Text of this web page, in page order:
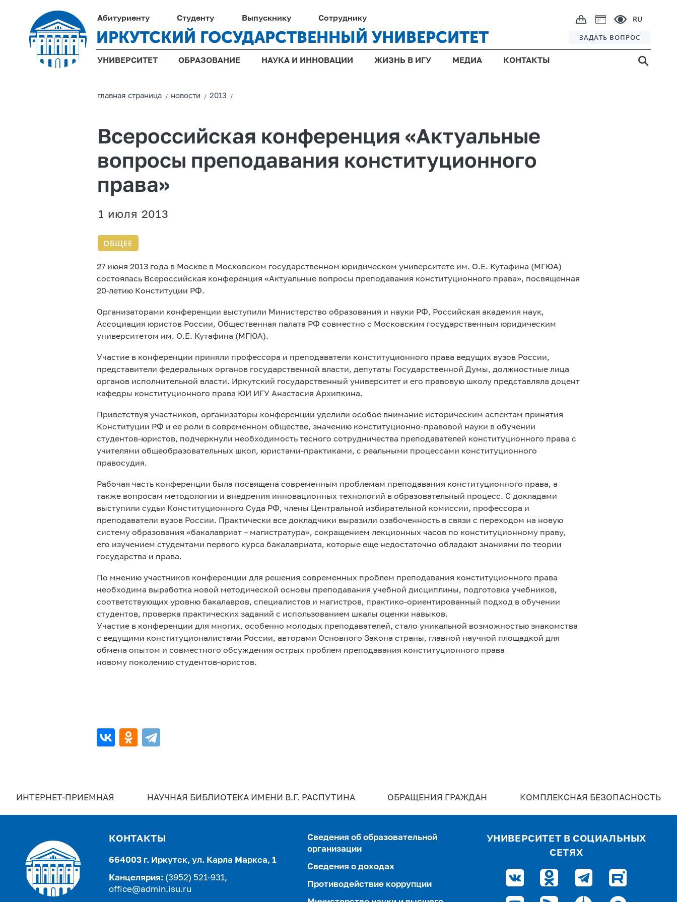
Абитуриенту Студенту Выпускнику Сотруднику RU
ИРКУТСКИЙ ГОСУДАРСТВЕННЫЙ УНИВЕРСИТЕТ ЗАДАТЬ ВОПРОС
УНИВЕРСИТЕТ ОБРАЗОВАНИЕ НАУКА И ИННОВАЦИИ ЖИЗНЬ В ИГУ МЕДИА КОНТАКТЫ
главная страницa / новости /2013 /
Всероссийская конференция «Актуальные
вопросы преподавания конституционного
права»
1 июля 2013
ОБЩЕЕ
27 июня 2013 года в Москве в Московском государственном юридическом университете им. О.Е. Кутафина (МГЮА)
состоялась Всероссийская конференция «Актуальные вопросы преподавания конституционного права», посвященная
20-летию Конституции РФ.
Организаторами конференции выступили Министерство образования и науки РФ, Российская академия наук,
Ассоциация юристов России, Общественная палата РФ совместно с Московским государственным юридическим
университетом им. О.Е. Кутафина (МГЮА).
Участие в конференции приняли профессора и преподаватели конституционного права ведущих вузов России,
представители федеральных органов государственной власти, депутаты Государственной Думы, должностные лица
органов исполнительной власти. Иркутский государственный университет и его правовую школу представляла доцент
кафедры конституционного права ЮИ ИГУ Анастасия Архипкина.
Приветствуя участников, организаторы конференции уделили особое внимание историческим аспектам принятия
Конституции РФ и ее роли в современном обществе, значению конституционно-правовой науки в обучении
студентов-юристов, подчеркнули необходимость тесного сотрудничества преподавателей конституционного права с
учителями общеобразовательных школ, юристами-практиками, с реальными процессами конституционного
правосудия.
Рабочая часть конференции была посвящена современным проблемам преподавания конституционного права, а
также вопросам методологии и внедрения инновационных технологий в образовательный процесс. С докладами
выступили судьи Конституционного Суда РФ, члены Центральной избирательной комиссии, профессора и
преподаватели вузов России. Практически все докладчики выразили озабоченность в связи с переходом на новую
систему образования «бакалавриат – магистратура», сокращением лекционных часов по конституционному праву,
его изучением студентами первого курса бакалавриата, которые еще недостаточно обладают знаниями по теории
государства и права.
По мнению участников конференции для решения современных проблем преподавания конституционного права
необходима выработка новой методической основы преподавания учебной дисциплины, подготовка учебников,
соответствующих уровню бакалавров, специалистов и магистров, практико-ориентированный подход в обучении
студентов, проверка практических заданий с использованием шкалы оценки навыков.
Участие в конференции для многих, особенно молодых преподавателей, стало уникальной возможностью знакомства
с ведущими конституционалистами России, авторами Основного Закона страны, главной научной площадкой для
обмена опытом и совместного обсуждения острых проблем преподавания конституционного права
новому поколению студентов-юристов.
ИНТЕРНЕТ-ПРИЕМНАЯ НАУЧНАЯ БИБЛИОТЕКА ИМЕНИ В.Г. РАСПУТИНА ОБРАЩЕНИЯ ГРАЖДАН КОМПЛЕКСНАЯ БЕЗОПАСНОСТЬ
КОНТАКТЫ
664003 г. Иркутск, ул. Карла Маркса, 1
Канцелярия: (3952) 521-931,
office@admin.isu.ru
Сведения об образовательной
организации
Сведения о доходах
Противодействие коррупции
УНИВЕРСИТЕТ В СОЦИАЛЬНЫХ
СЕТЯХ